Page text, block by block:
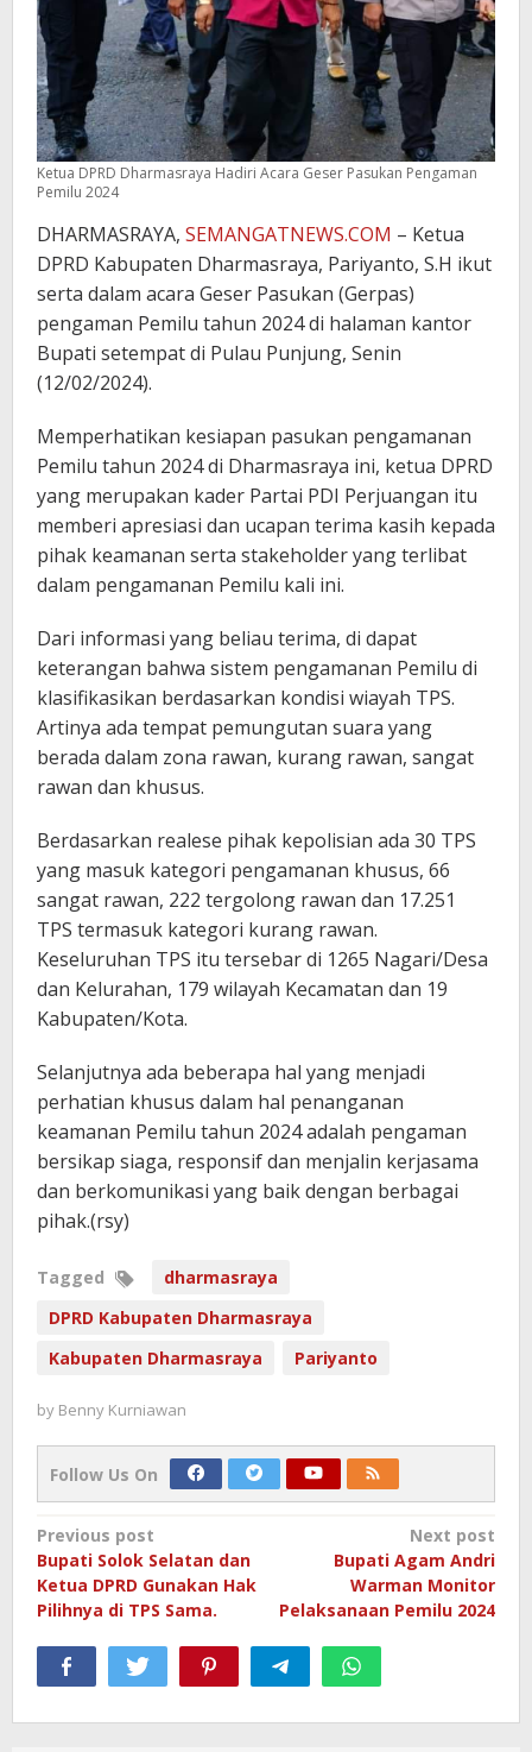
Ketua DPRD Dharmasraya Hadiri Acara Geser Pasukan Pengaman
Pemilu 2024
DHARMASRAYA, SEMANGATNEWS.COM – Ketua
DPRD Kabupaten Dharmasraya, Pariyanto, S.H ikut
serta dalam acara Geser Pasukan (Gerpas)
pengaman Pemilu tahun 2024 di halaman kantor
Bupati setempat di Pulau Punjung, Senin
(12/02/2024).
Memperhatikan kesiapan pasukan pengamanan
Pemilu tahun 2024 di Dharmasraya ini, ketua DPRD
yang merupakan kader Partai PDI Perjuangan itu
memberi apresiasi dan ucapan terima kasih kepada
pihak keamanan serta stakeholder yang terlibat
dalam pengamanan Pemilu kali ini.
Dari informasi yang beliau terima, di dapat
keterangan bahwa sistem pengamanan Pemilu di
klasifikasikan berdasarkan kondisi wiayah TPS.
Artinya ada tempat pemungutan suara yang
berada dalam zona rawan, kurang rawan, sangat
rawan dan khusus.
Berdasarkan realese pihak kepolisian ada 30 TPS
yang masuk kategori pengamanan khusus, 66
sangat rawan, 222 tergolong rawan dan 17.251
TPS termasuk kategori kurang rawan.
Keseluruhan TPS itu tersebar di 1265 Nagari/Desa
dan Kelurahan, 179 wilayah Kecamatan dan 19
Kabupaten/Kota.
Selanjutnya ada beberapa hal yang menjadi
perhatian khusus dalam hal penanganan
keamanan Pemilu tahun 2024 adalah pengaman
bersikap siaga, responsif dan menjalin kerjasama
dan berkomunikasi yang baik dengan berbagai
pihak.(rsy)
Tagged
dharmasraya
DPRD Kabupaten Dharmasraya
Kabupaten Dharmasraya
Pariyanto
by Benny Kurniawan
Follow Us On
Post
navigation
Previous post
Bupati Solok Selatan dan
Ketua DPRD Gunakan Hak
Pilihnya di TPS Sama.
Next post
Bupati Agam Andri
Warman Monitor
Pelaksanaan Pemilu 2024